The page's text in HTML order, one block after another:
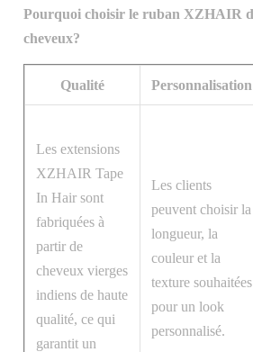
Pourquoi choisir le ruban XZHAIR
cheveux?
Qualité Personnalisation
Les extensions
XZHAIR Tape
In Hair sont
fabriquées à
partir de
cheveux vierges
indiens de haute
qualité, ce qui
garantit un
Les clients
peuvent choisir la
longueur, la
couleur et la
texture souhaitées
pour un look
personnalisé.